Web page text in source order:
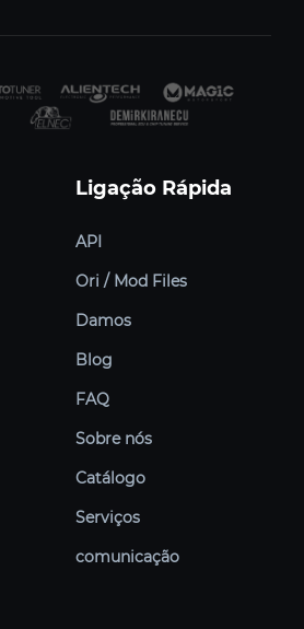
Ligação Rápida
API
Ori / Mod Files
Damos
Blog
FAQ
Sobre nós
Catálogo
Serviços
comunicação